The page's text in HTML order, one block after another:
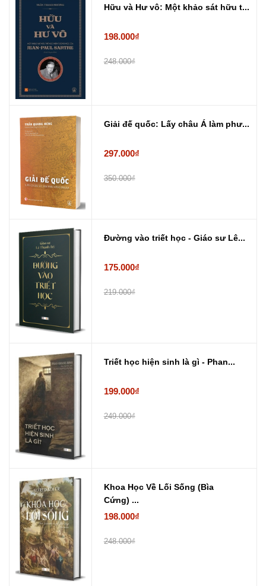
Hữu và Hư vô: Một khảo sát hữu t...
198.000₫
248.000₫
Giải đế quốc: Lấy châu Á làm phư...
297.000₫
350.000₫
Đường vào triết học - Giáo sư Lê...
175.000₫
219.000₫
Triết học hiện sinh là gì - Phan...
199.000₫
249.000₫
Khoa Học Về Lối Sống (Bìa
Cứng) ...
198.000₫
248.000₫